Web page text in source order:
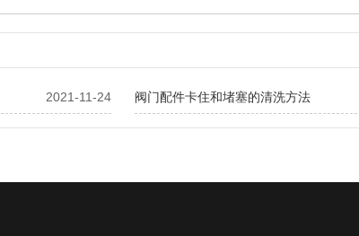
2021-11-24 阀门配件卡住和堵塞的清洗方法